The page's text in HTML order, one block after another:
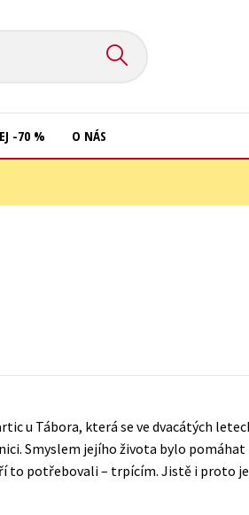
Young adult (SK)
Zahraniční literatura
-70 % O NÁS
u Tábora, která se ve dvacátých
Smyslem jejího života bylo pomáhat
to potřebovali – trpícím. Jistě i proto